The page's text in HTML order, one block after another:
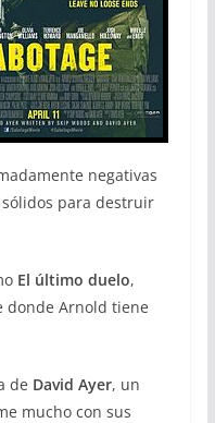
negativas
para destruir
El último duelo,
donde Arnold tiene
de David Ayer, un
mucho con sus